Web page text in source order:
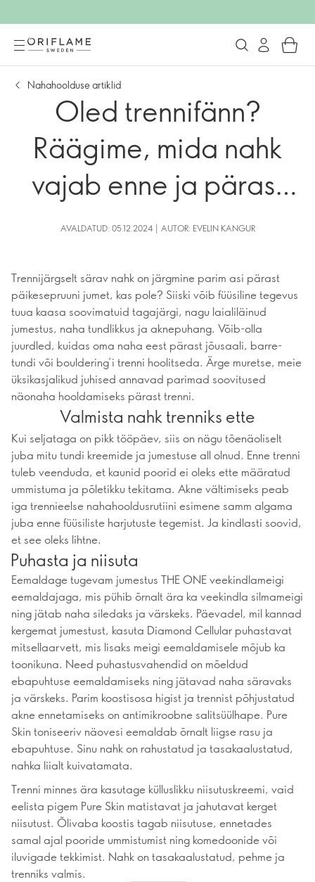
Nahahoolduse artiklid
Oled trennifänn?
Räägime, mida nahk
vajab enne ja pärast
trenni.
AVALDATUD: 05.12.2024 | AUTOR: EVELIN KANGUR
Trennijärgselt särav nahk on järgmine parim asi pärast
päikesepruuni jumet, kas pole? Siiski võib füüsiline tegevus
tuua kaasa soovimatuid tagajärgi, nagu laialiläinud
jumestus, naha tundlikkus ja aknepuhang. Võib-olla
juurdled, kuidas oma naha eest pärast jõusaali, barre-
tundi või bouldering’i trenni hoolitseda. Ärge muretse, meie
üksikasjalikud juhised annavad parimad soovitused
näonaha hooldamiseks pärast trenni.
Valmista nahk trenniks ette
Kui seljataga on pikk tööpäev, siis on nägu tõenäoliselt
juba mitu tundi kreemide ja jumestuse all olnud. Enne trenni
tuleb veenduda, et kaunid poorid ei oleks ette määratud
ummistuma ja põletikku tekitama. Akne vältimiseks peab
iga trennieelse nahahooldusrutiini esimene samm algama
juba enne füüsiliste harjutuste tegemist. Ja kindlasti soovid,
et see oleks lihtne.
Puhasta ja niisuta
Eemaldage tugevam jumestus THE ONE veekindlameigi
eemaldajaga, mis pühib õrnalt ära ka veekindla silmameigi
ning jätab naha siledaks ja värskeks. Päevadel, mil kannad
kergemat jumestust, kasuta Diamond Cellular puhastavat
mitsellaarvett, mis lisaks meigi eemaldamisele mõjub ka
toonikuna. Need puhastusvahendid on mõeldud
ebapuhtuse eemaldamiseks ning jätavad naha säravaks
ja värskeks. Parim koostisosa higist ja trennist põhjustatud
akne ennetamiseks on antimikroobne salitsüülhape. Pure
Skin toniseeriv näovesi eemaldab õrnalt liigse rasu ja
ebapuhtuse. Sinu nahk on rahustatud ja tasakaalustatud,
nahka liialt kuivatamata.
Trenni minnes ära kasutage külluslikku niisutuskreemi, vaid
eelista pigem Pure Skin matistavat ja jahutavat kerget
niisutust. Õlivaba koostis tagab niisutuse, ennetades
samal ajal pooride ummistumist ning komedoonide või
iluvigade tekkimist. Nahk on tasakaalustatud, pehme ja
trenniks valmis.